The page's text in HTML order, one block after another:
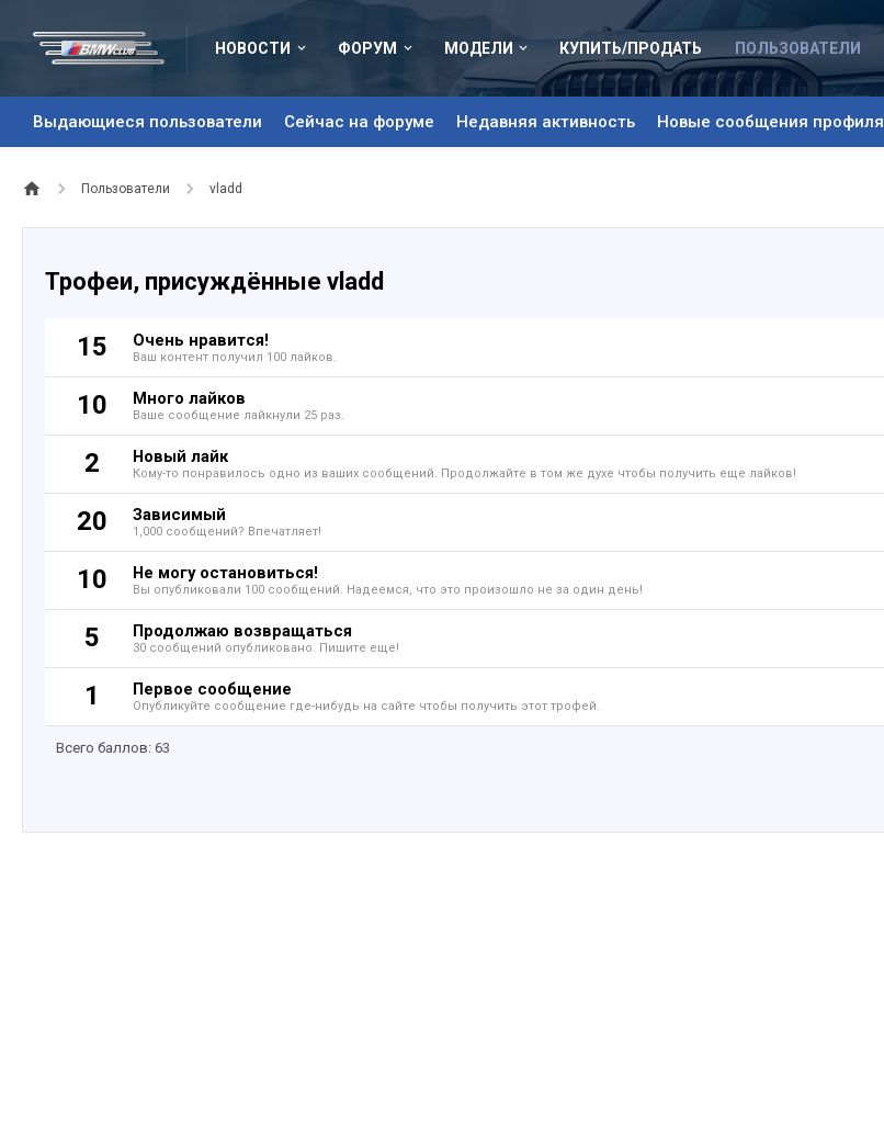
НОВОСТИ ФОРУМ МОДЕЛИ КУПИТЬ/ПРОДАТЬ ПОЛЬЗОВАТЕЛИ
Выдающиеся пользователи Сейчас на форуме Недавняя активность Новые сообщения профиля
Пользователи vladd
Трофеи, присуждённые vladd
15 Очень нравится!
Ваш контент получил 100 лайков.
10 Много лайков
Ваше сообщение лайкнули 25 раз.
2 Новый лайк
Кому-то понравилось одно из ваших сообщений. Продолжайте в том же духе чтобы получить еще лайков!
20 Зависимый
1,000 сообщений? Впечатляет!
10 Не могу остановиться!
Вы опубликовали 100 сообщений. Надеемся, что это произошло не за один день!
5 Продолжаю возвращаться
30 сообщений опубликовано. Пишите еще!
1 Первое сообщение
Опубликуйте сообщение где-нибудь на сайте чтобы получить этот трофей.
Всего баллов: 63